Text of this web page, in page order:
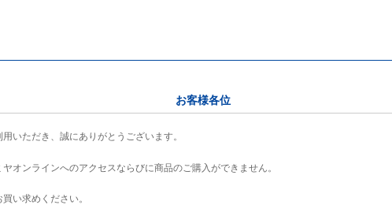
お客様各位
いただき、誠にありがとうございます。
オンラインへのアクセスならびに商品のご購入ができません。
い求めください。